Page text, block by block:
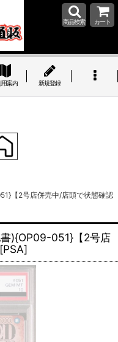
商品検索 カート
用案内 新規登録
【2号店併売中/店頭で状態確認
書){OP09-051}【2号店
[PSA]